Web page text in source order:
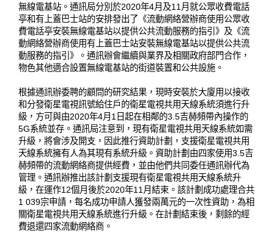
無線電基站。通訊局分別於2020年4月及11月就公眾收費電話
亭和有上蓋巴士站的安排發出了《流動網絡營辦商使用公眾收
費電話亭安裝無線電基站以提供公共流動服務的指引》及《流
動網絡營辦商使用有上蓋巴士站安裝無線電基站以提供公共流
動服務的指引》。通訊辦會繼續與業界及相關政府部門合作，
物色其他適合設置無線電基站的街道裝置和公共設施。
根據通訊辦委聘的顧問的研究結果，現時安裝於大廈用以接收
和分發衛星電視訊號給住戶的衛星電視共用天線系統須進行升
級，方可與由2020年4月1日起在相鄰的3.5吉赫頻帶內操作的
5G系統並存。通訊局注意到，現有衛星電視共用天線系統如需
升級，將會涉及開支，因此推行資助計劃，支援衛星電視共用
天線系統擁有人為其現有系統升級。資助計劃由四家使用3.5吉
赫頻帶的流動網絡商提供經費，並由他們共同委任通訊辦代為
管理。通訊辦推出該計劃支援現有衛星電視共用天線系統升
級，在運作12個月後於2020年11月結束。該計劃成功處理合共
1 039宗申請，每名成功申請人獲發兩萬元的一次性資助，為相
關衛星電視共用天線系統進行升級。在計劃結束後，剩餘的經
費退還四家流動網絡商。